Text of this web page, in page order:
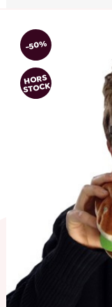
-50%
HORS
STOCK